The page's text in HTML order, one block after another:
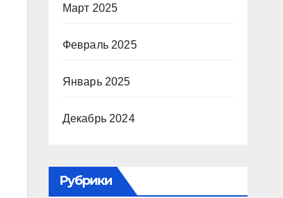
Март 2025
Февраль 2025
Январь 2025
Декабрь 2024
Рубрики